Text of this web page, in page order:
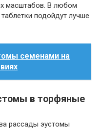
масштабов. В любом
подойдут лучше
семенами на
в торфяные
рассады эустомы